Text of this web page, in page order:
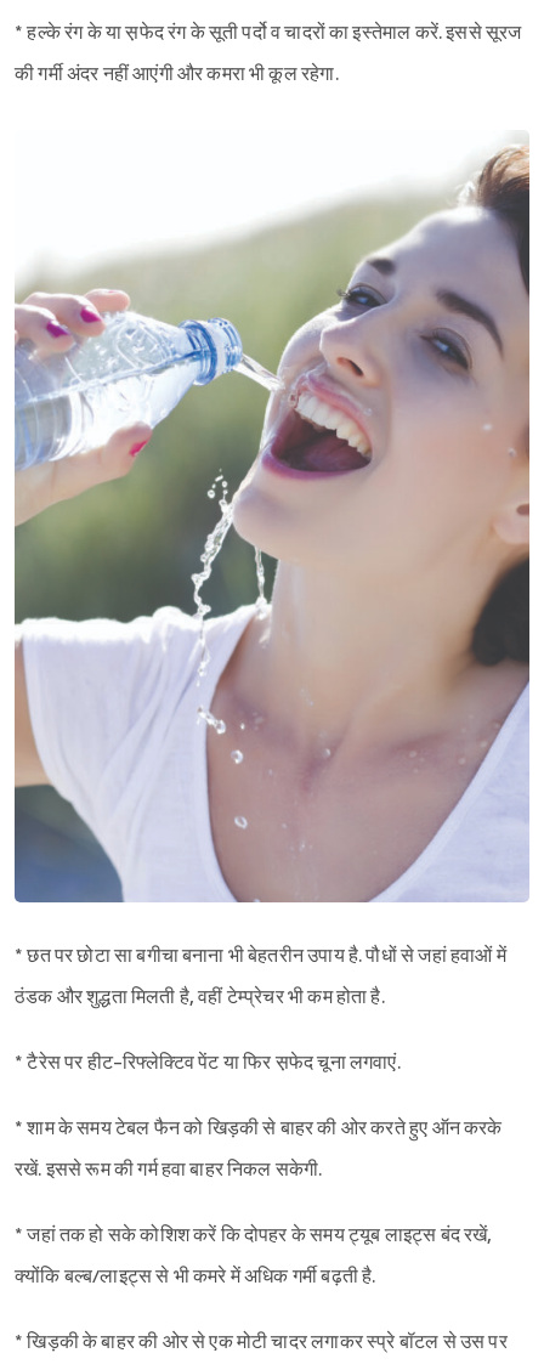
Sign in
* हल्के रंग के या स़फेद रंग के सूती पर्दो व चादरों का इस्तेमाल करें. इससे सूरज
की गर्मी अंदर नहीं आएंगी और कमरा भी कूल रहेगा.
* छत पर छोटा सा बगीचा बनाना भी बेहतरीन उपाय है. पौधों से जहां हवाओं में
ठंडक और शुद्धता मिलती है, वहीं टेम्प्रेचर भी कम होता है.
* टैरेस पर हीट-रिफ्लेक्टिव पेंट या फिर स़फेद चूना लगवाएं.
* शाम के समय टेबल फैन को खिड़की से बाहर की ओर करते हुए ऑन करके
रखें. इससे रूम की गर्म हवा बाहर निकल सकेगी.
* जहां तक हो सके कोशिश करें कि दोपहर के समय ट्यूब लाइट्स बंद रखें,
क्योंकि बल्ब/लाइट्स से भी कमरे में अधिक गर्मी बढ़ती है.
* खिड़की के बाहर की ओर से एक मोटी चादर लगाकर स्प्रे बॉटल से उस पर